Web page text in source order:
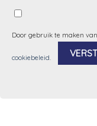
Door gebruik te maken
cookiebeleid.